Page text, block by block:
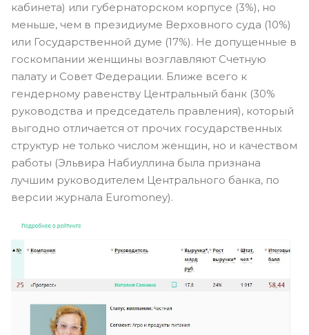
кабинета) или губернаторском корпусе (3%), но
меньше, чем в президиуме Верховного суда (10%)
или Государственной думе (17%). Не допущенные в
госкомпании женщины возглавляют Счетную
палату и Совет Федерации. Ближе всего к
гендерному равенству Центральный банк (30%
руководства и председатель правления), который
выгодно отличается от прочих государственных
структур не только числом женщин, но и качеством
работы (Эльвира Набиуллина была признана
лучшим руководителем Центрального банка, по
версии журнала Euromoney).